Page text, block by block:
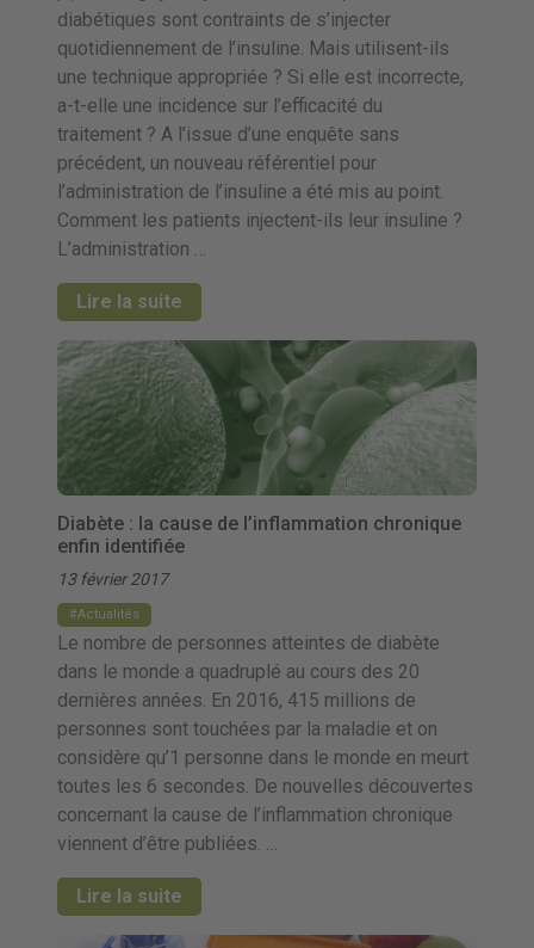
diabétiques sont contraints de s’injecter
quotidiennement de l’insuline. Mais utilisent-ils
une technique appropriée ? Si elle est incorrecte,
a-t-elle une incidence sur l’efficacité du
traitement ? A l’issue d’une enquête sans
précédent, un nouveau référentiel pour
l’administration de l’insuline a été mis au point.
Comment les patients injectent-ils leur insuline ?
L’administration …
Lire la suite
Diabète : la cause de l’inflammation chronique
enfin identifiée
13 février 2017
Actualités
Le nombre de personnes atteintes de diabète
dans le monde a quadruplé au cours des 20
dernières années. En 2016, 415 millions de
personnes sont touchées par la maladie et on
considère qu’1 personne dans le monde en meurt
toutes les 6 secondes. De nouvelles découvertes
concernant la cause de l’inflammation chronique
viennent d’être publiées. …
Lire la suite